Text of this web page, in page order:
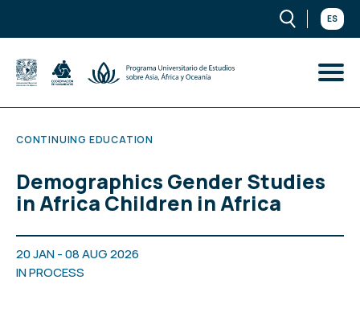
ES
CONTINUING EDUCATION
Demographics Gender Studies
in Africa Children in Africa
20 JAN - 08 AUG 2026
IN PROCESS